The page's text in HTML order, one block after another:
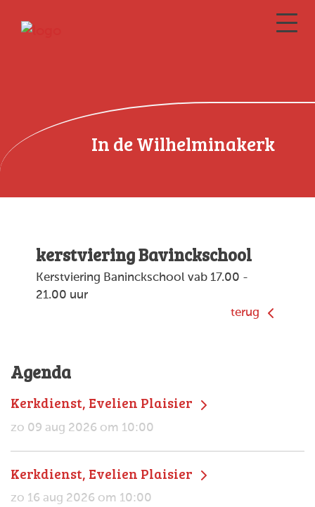
In de Wilhelminakerk
kerstviering Bavinckschool
Kerstviering Baninckschool vab 17.00 -
21.00 uur
terug
Agenda
Kerkdienst, Evelien Plaisier
zo 09 aug 2026 om 10:00
Kerkdienst, Evelien Plaisier
zo 16 aug 2026 om 10:00